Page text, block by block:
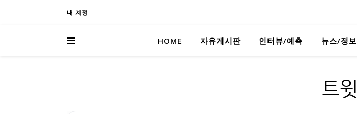
내 계정
HOME 자유게시판 인터뷰/예측 뉴스/정보
트윗